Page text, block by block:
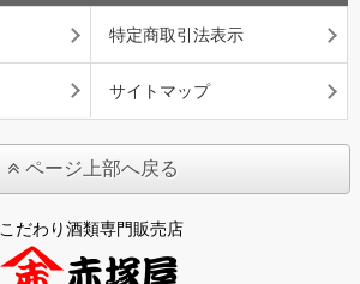
特定商取引法表示
サイトマップ
ページ上部へ戻る
こだわり酒類専門販売店